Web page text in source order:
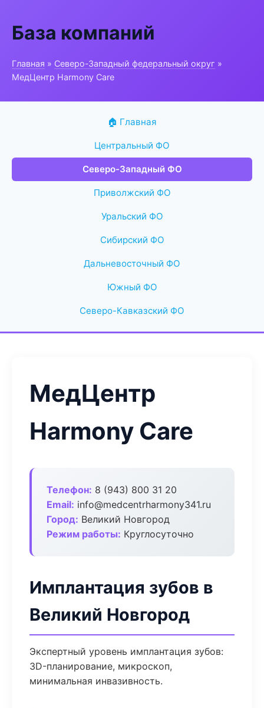
База компаний
Главная » Северо-Западный федеральный округ »
МедЦентр Harmony Care
🏠 Главная
Центральный ФО
Северо-Западный ФО
Приволжский ФО
Уральский ФО
Сибирский ФО
Дальневосточный ФО
Южный ФО
Северо-Кавказский ФО
МедЦентр
Harmony Care
Телефон: 8 (943) 800 31 20
Email: info@medcentrharmony341.ru
Город: Великий Новгород
Режим работы: Круглосуточно
Имплантация зубов в
Великий Новгород
Экспертный уровень имплантация зубов:
3D-планирование, микроскоп,
минимальная инвазивность.